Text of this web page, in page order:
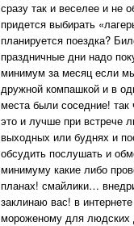
сразу так и веселее и не
придется выбирать
планируется поездка?
праздничные дни надо
минимум за месяц если
дружной компашкой и в
места были соседние! так
это и лучше при встрече
выходных или буднях и
обсудить послушать и
минимуму какие либо
планах! смайлики…
заклинаю вас! в
мороженому для людских